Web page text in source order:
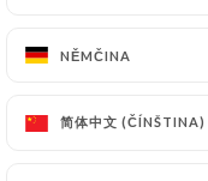
NĚMČINA
简体中文 (ČÍNŠTINA)
NĚMČINA
简体中文 (ČÍNŠTINA)